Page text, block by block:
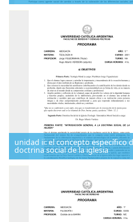
unidad ii: el concepto específico
doctrina social de la iglesia